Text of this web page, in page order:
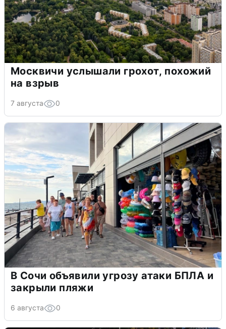
Москвичи услышали грохот, похожий
на взрыв
7 августа 0
В Сочи объявили угрозу атаки БПЛА и
закрыли пляжи
6 августа 0